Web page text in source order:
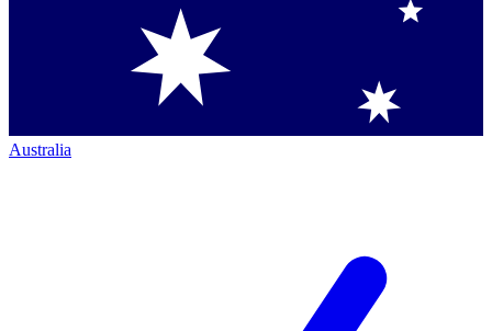
Australia